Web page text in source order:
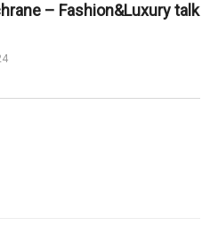
– Fashion&Luxury talk